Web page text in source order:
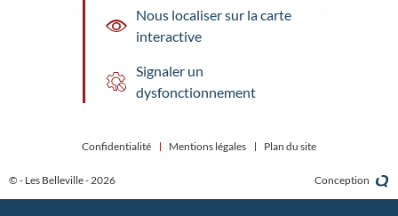
Nous localiser sur la carte
interactive
Signaler un
dysfonctionnement
© - Les Belleville - 2026
Confidentialité Mentions légales Plan du site
Conception